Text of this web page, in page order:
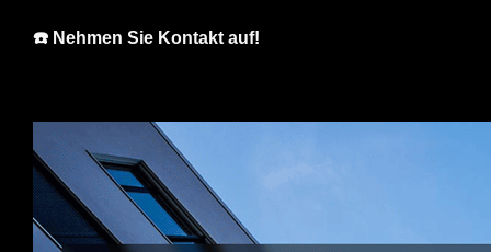
☎️ Nehmen Sie Kontakt auf!